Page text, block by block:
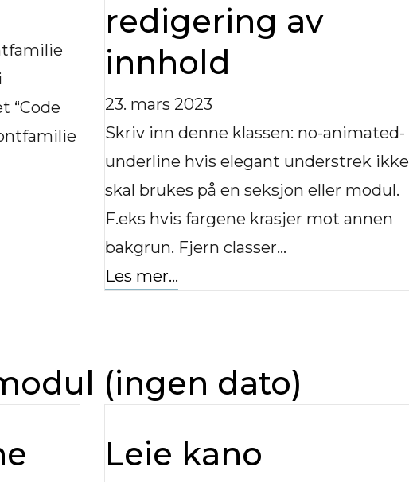
“Code
redigering av
innhold
23. mars 2023
Skriv inn denne klassen: no-animated-
underline hvis elegant understrek ikke
skal brukes på en seksjon eller modul.
F.eks hvis fargene krasjer mot annen
bakgrun. Fjern classer…
Les mer...
(ingen dato)
Leie kano